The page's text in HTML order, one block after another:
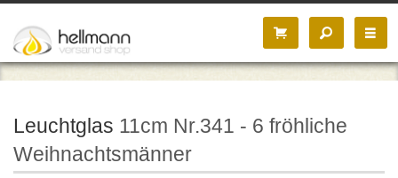
Leuchtglas 11cm Nr.341 - 6 fröhliche
Weihnachtsmänner